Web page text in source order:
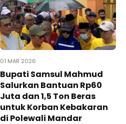
01 MAR 2026
Bupati Samsul Mahmud
Salurkan Bantuan Rp60
Juta dan 1,5 Ton Beras
untuk Korban Kebakaran
di Polewali Mandar